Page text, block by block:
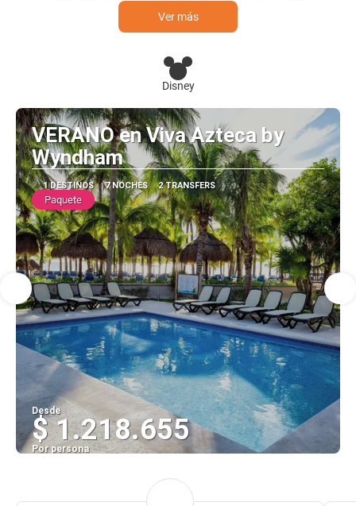
Ver más
Disney
VERANO en Viva Azteca by
Wyndham
1 DESTINOS 7 NOCHES 2 TRANSFERS
Paquete
Desde
$ 1.218.655
Por persona